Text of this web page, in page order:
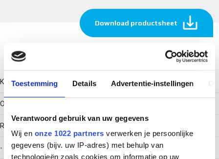
Toestemming Details Advertentie-instellingen
Verantwoord gebruik van uw gegevens
Wij en onze 1022 partners verwerken je persoonlijke
gegevens (bijv. uw IP-adres) met behulp van
technologieën zoals cookies om informatie op uw
Download productsheet
Technische gegevens
Kleur
Overig
RAL-nummer
-